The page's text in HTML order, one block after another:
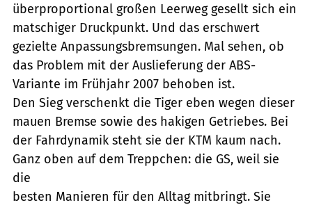
überproportional großen Leerweg gesellt sich ein
matschiger Druckpunkt. Und das erschwert
gezielte Anpassungsbremsungen. Mal sehen, ob
das Problem mit der Auslieferung der ABS-
Variante im Frühjahr 2007 behoben ist.
Den Sieg verschenkt die Tiger eben wegen dieser
mauen Bremse sowie des hakigen Getriebes. Bei
der Fahrdynamik steht sie der KTM kaum nach.
Ganz oben auf dem Treppchen: die GS, weil sie
die
besten Manieren für den Alltag mitbringt. Sie